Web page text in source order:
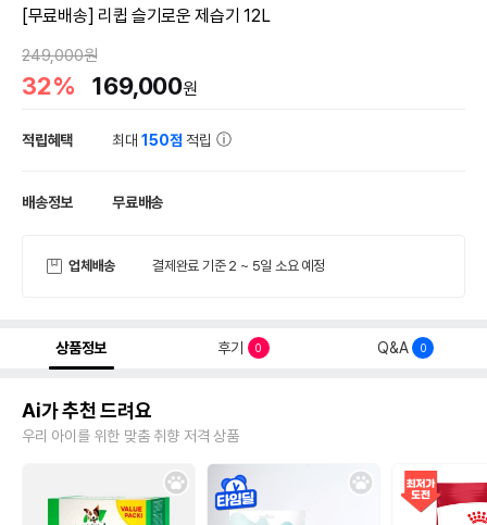
[무료배송] 리큅 슬기로운 제습기 12L
249,000원
32% 169,000원
적립혜택 최대150점 적립
배송정보 무료배송
업체배송 결제완료 기준 2 ~ 5일 소요 예정
상품정보 후기 0 Q&A 0
Ai가 추천 드려요
우리 아이를 위한 맞춤 취향 저격 상품